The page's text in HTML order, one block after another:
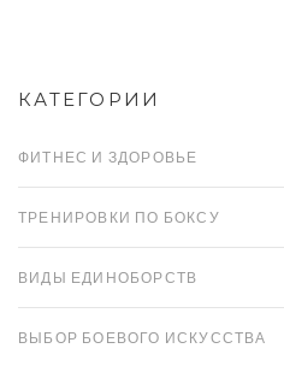
КАТЕГОРИИ
ФИТНЕС И ЗДОРОВЬЕ
ТРЕНИРОВКИ ПО БОКСУ
ВИДЫ ЕДИНОБОРСТВ
ВЫБОР БОЕВОГО ИСКУССТВА